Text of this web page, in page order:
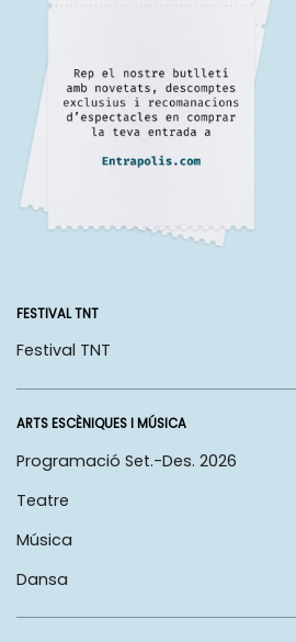
FESTIVAL TNT
Festival TNT
ARTS ESCÈNIQUES I MÚSICA
Programació Set.-Des. 2026
Teatre
Música
Dansa